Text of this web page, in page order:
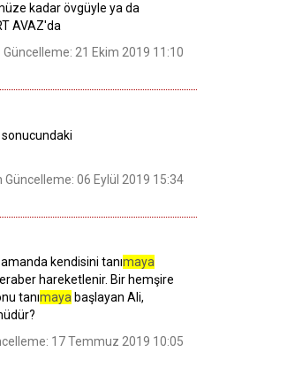
kadar övgüyle ya da
AVAZ'da
Güncelleme: 21 Ekim 2019 11:10
sonucundaki
Güncelleme: 06 Eylül 2019 15:34
kendisini tanımaya
hareketlenir. Bir hemşire
tanımaya başlayan Ali,
17 Temmuz 2019 10:05